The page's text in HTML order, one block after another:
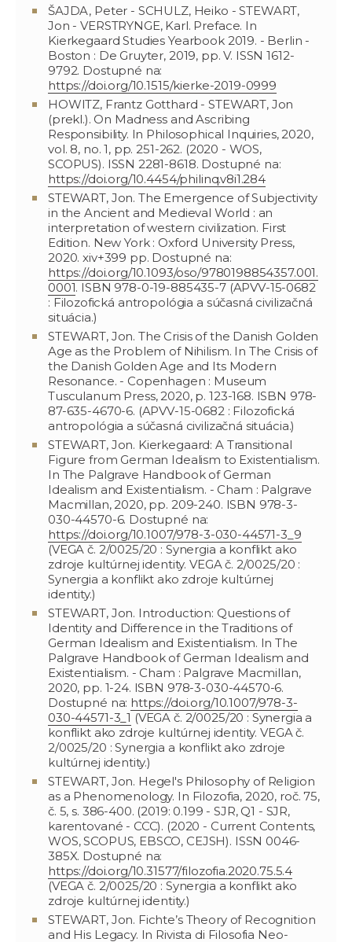
ŠAJDA, Peter - SCHULZ, Heiko - STEWART,
Jon - VERSTRYNGE, Karl. Preface. In
Kierkegaard Studies Yearbook 2019. - Berlin -
Boston : De Gruyter, 2019, pp. V. ISSN 1612-
9792. Dostupné na:
https://doi.org/10.1515/kierke-2019-0999
HOWITZ, Frantz Gotthard - STEWART, Jon
(prekl.). On Madness and Ascribing
Responsibility. In Philosophical Inquiries, 2020,
vol. 8, no. 1, pp. 251-262. (2020 - WOS,
SCOPUS). ISSN 2281-8618. Dostupné na:
https://doi.org/10.4454/philinq.v8i1.284
STEWART, Jon. The Emergence of Subjectivity
in the Ancient and Medieval World : an
interpretation of western civilization. First
Edition. New York : Oxford University Press,
2020. xiv+399 pp. Dostupné na:
https://doi.org/10.1093/oso/9780198854357.001.
0001. ISBN 978-0-19-885435-7 (APVV-15-0682
: Filozofická antropológia a súčasná civilizačná
situácia.)
STEWART, Jon. The Crisis of the Danish Golden
Age as the Problem of Nihilism. In The Crisis of
the Danish Golden Age and Its Modern
Resonance. - Copenhagen : Museum
Tusculanum Press, 2020, p. 123-168. ISBN 978-
87-635-4670-6. (APVV-15-0682 : Filozofická
antropológia a súčasná civilizačná situácia.)
STEWART, Jon. Kierkegaard: A Transitional
Figure from German Idealism to Existentialism.
In The Palgrave Handbook of German
Idealism and Existentialism. - Cham : Palgrave
Macmillan, 2020, pp. 209-240. ISBN 978-3-
030-44570-6. Dostupné na:
https://doi.org/10.1007/978-3-030-44571-3_9
(VEGA č. 2/0025/20 : Synergia a konflikt ako
zdroje kultúrnej identity. VEGA č. 2/0025/20 :
Synergia a konflikt ako zdroje kultúrnej
identity.)
STEWART, Jon. Introduction: Questions of
Identity and Difference in the Traditions of
German Idealism and Existentialism. In The
Palgrave Handbook of German Idealism and
Existentialism. - Cham : Palgrave Macmillan,
2020, pp. 1-24. ISBN 978-3-030-44570-6.
Dostupné na: https://doi.org/10.1007/978-3-
030-44571-3_1 (VEGA č. 2/0025/20 : Synergia a
konflikt ako zdroje kultúrnej identity. VEGA č.
2/0025/20 : Synergia a konflikt ako zdroje
kultúrnej identity.)
STEWART, Jon. Hegel's Philosophy of Religion
as a Phenomenology. In Filozofia, 2020, roč. 75,
č. 5, s. 386-400. (2019: 0.199 - SJR, Q1 - SJR,
karentované - CCC). (2020 - Current Contents,
WOS, SCOPUS, EBSCO, CEJSH). ISSN 0046-
385X. Dostupné na:
https://doi.org/10.31577/filozofia.2020.75.5.4
(VEGA č. 2/0025/20 : Synergia a konflikt ako
zdroje kultúrnej identity.)
STEWART, Jon. Fichte’s Theory of Recognition
and His Legacy. In Rivista di Filosofia Neo-